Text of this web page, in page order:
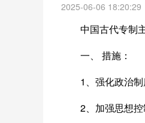
2025-06-06 18:20:29
中国古代专制
一、 措施：
1、强化政治
2、加强思想